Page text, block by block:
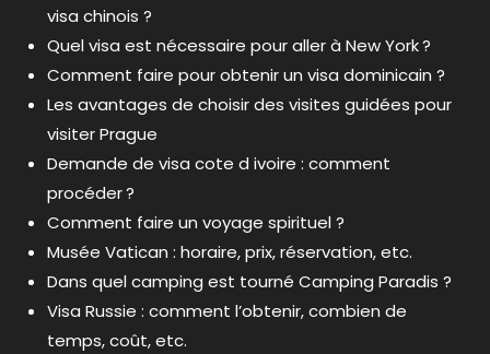
visa chinois ?
Quel visa est nécessaire pour aller à New York ?
Comment faire pour obtenir un visa dominicain ?
Les avantages de choisir des visites guidées pour
visiter Prague
Demande de visa cote d ivoire : comment
procéder ?
Comment faire un voyage spirituel ?
Musée Vatican : horaire, prix, réservation, etc.
Dans quel camping est tourné Camping Paradis ?
Visa Russie : comment l’obtenir, combien de
temps, coût, etc.